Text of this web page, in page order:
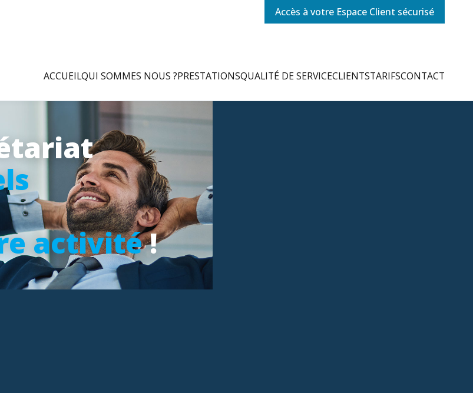
Accès à votre Espace Client sécurisé
ACCUEILQUI SOMMES NOUS ?PRESTATIONSQUALITÉ DE SERVICECLIENTSTARIFSCONTACT
activité!